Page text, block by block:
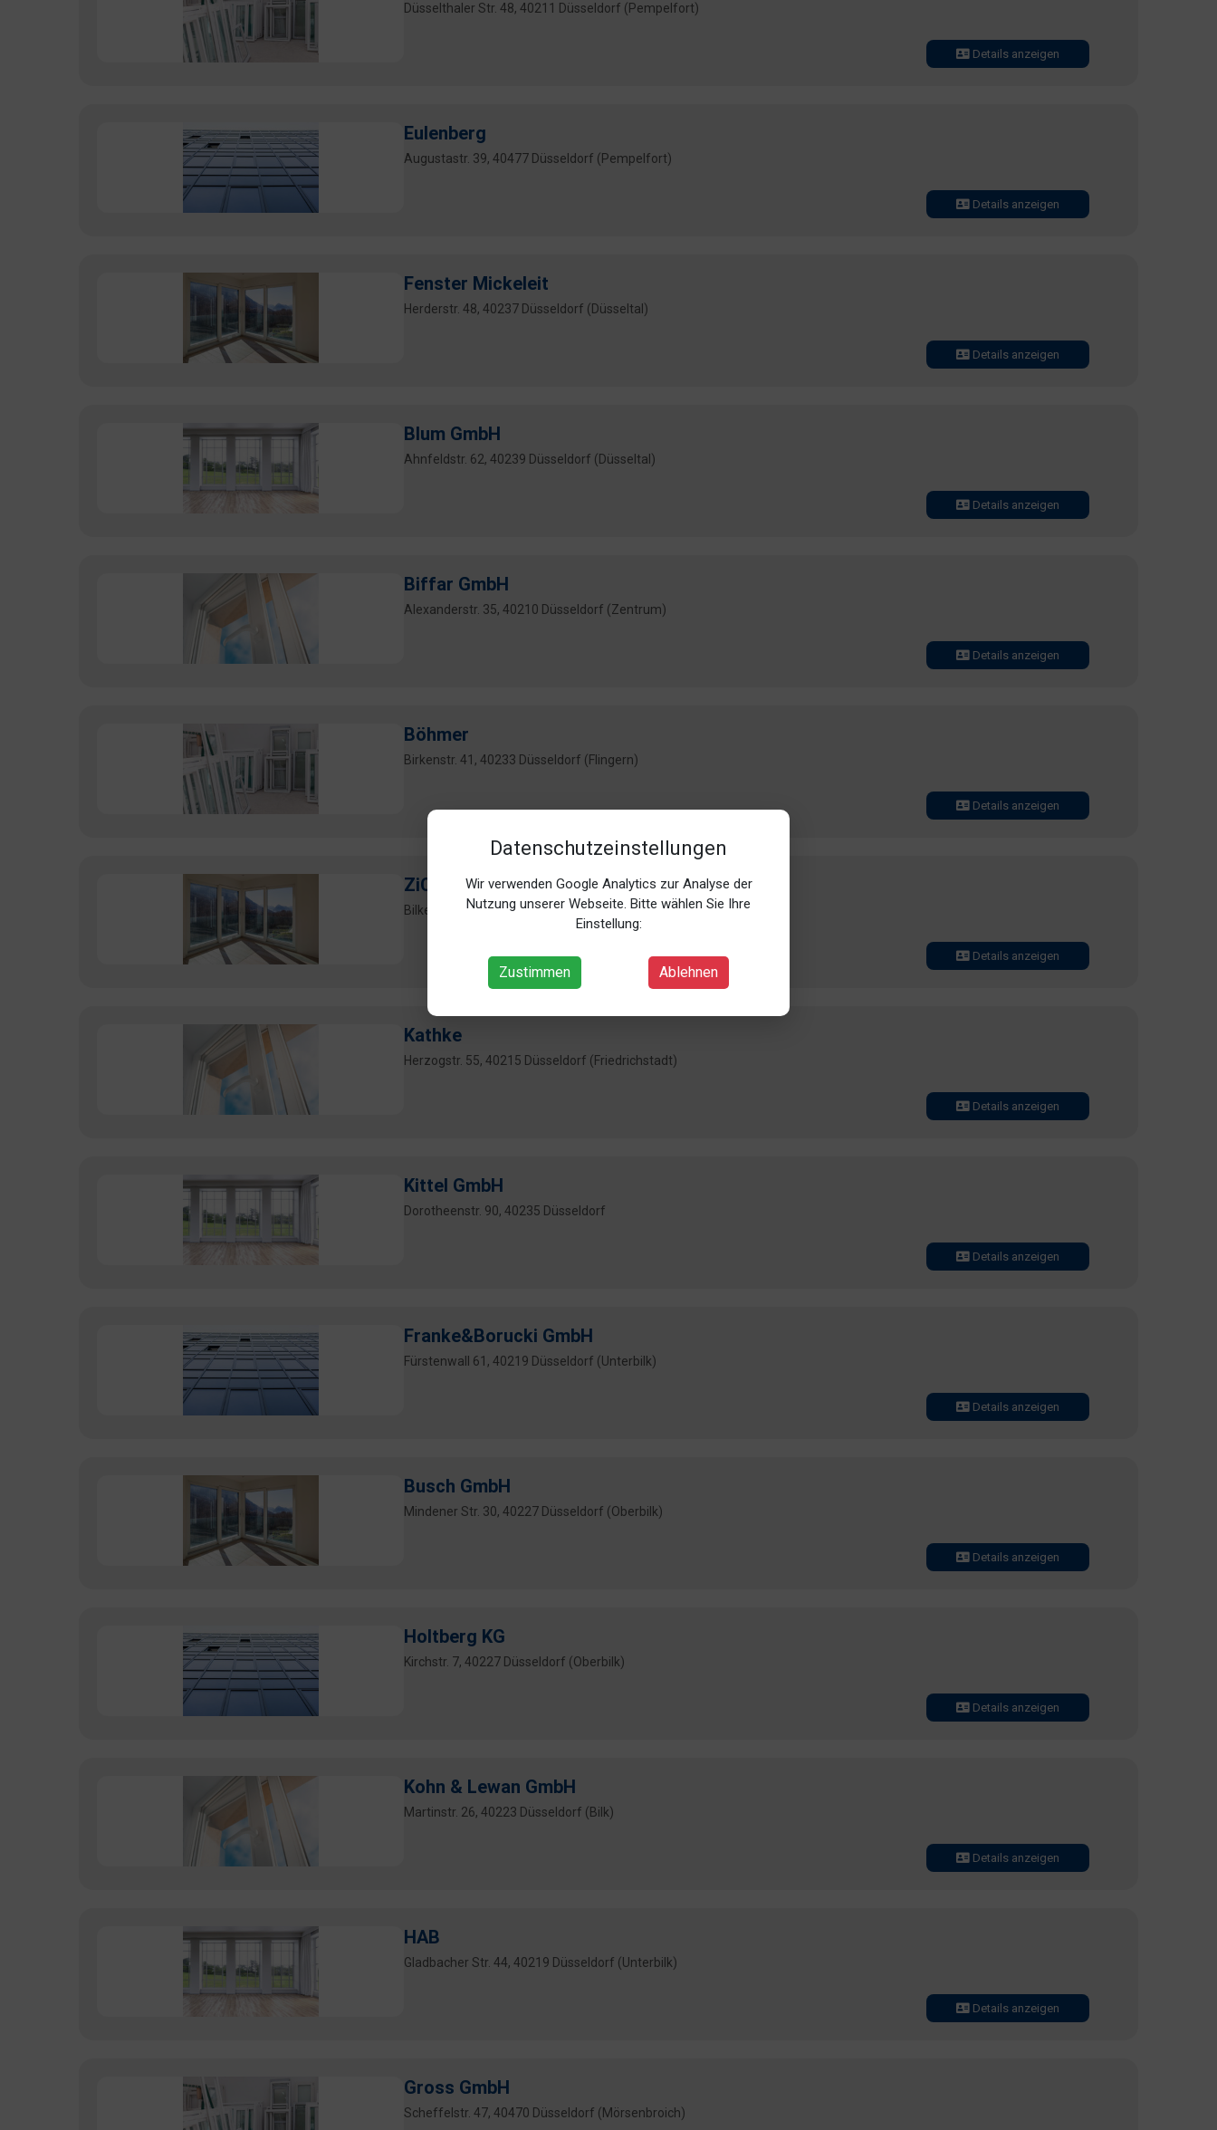
Datenschutzeinstellungen
Wir verwenden Google Analytics zur Analyse der
Nutzung unserer Webseite. Bitte wählen Sie Ihre
Einstellung:
Zustimmen Ablehnen
Düsselthaler Str. 48, 40211 Düsseldorf (Pempelfort)
Details anzeigen
Eulenberg
Augustastr. 39, 40477 Düsseldorf (Pempelfort)
Details anzeigen
Fenster Mickeleit
Herderstr. 48, 40237 Düsseldorf (Düsseltal)
Details anzeigen
Blum GmbH
Ahnfeldstr. 62, 40239 Düsseldorf (Düsseltal)
Details anzeigen
Biffar GmbH
Alexanderstr. 35, 40210 Düsseldorf (Zentrum)
Details anzeigen
Böhmer
Birkenstr. 41, 40233 Düsseldorf (Flingern)
Details anzeigen
ZiCo Schreinerei GmbH
Bilker Str. 41, 40213 Düsseldorf (Carlstadt)
Details anzeigen
Kathke
Herzogstr. 55, 40215 Düsseldorf (Friedrichstadt)
Details anzeigen
Kittel GmbH
Dorotheenstr. 90, 40235 Düsseldorf
Details anzeigen
Franke&Borucki GmbH
Fürstenwall 61, 40219 Düsseldorf (Unterbilk)
Details anzeigen
Busch GmbH
Mindener Str. 30, 40227 Düsseldorf (Oberbilk)
Details anzeigen
Holtberg KG
Kirchstr. 7, 40227 Düsseldorf (Oberbilk)
Details anzeigen
Kohn & Lewan GmbH
Martinstr. 26, 40223 Düsseldorf (Bilk)
Details anzeigen
HAB
Gladbacher Str. 44, 40219 Düsseldorf (Unterbilk)
Details anzeigen
Gross GmbH
Scheffelstr. 47, 40470 Düsseldorf (Mörsenbroich)